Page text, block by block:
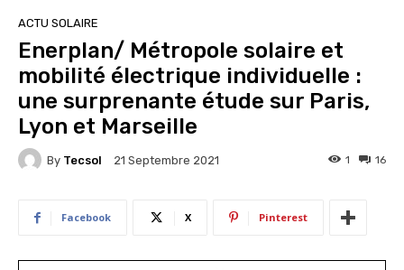
ACTU SOLAIRE
Enerplan/ Métropole solaire et
mobilité électrique individuelle :
une surprenante étude sur Paris,
Lyon et Marseille
By Tecsol 21 Septembre 2021 16
1
Facebook X Pinterest